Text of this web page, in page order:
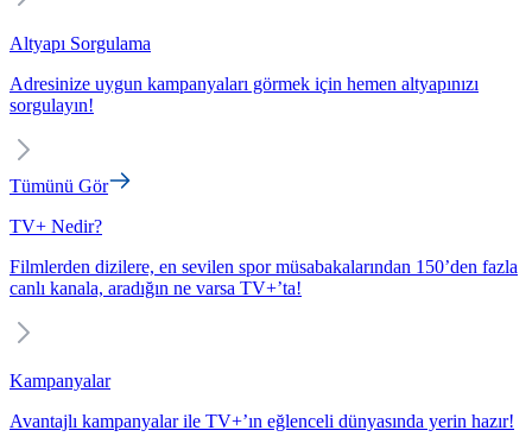
Altyapı Sorgulama
Adresinize uygun kampanyaları görmek için hemen altyapınızı
sorgulayın!
Tümünü Gör
TV+ Nedir?
Filmlerden dizilere, en sevilen spor müsabakalarından 150’den fazla
canlı kanala, aradığın ne varsa TV+’ta!
Kampanyalar
Avantajlı kampanyalar ile TV+’ın eğlenceli dünyasında yerin hazır!